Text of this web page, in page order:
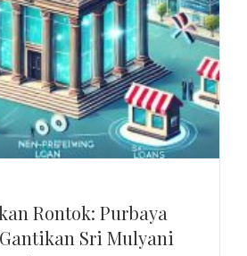
Rontok: Purbaya
Sri Mulyani